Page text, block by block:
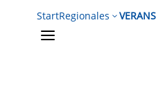
StartRegionales 3
a